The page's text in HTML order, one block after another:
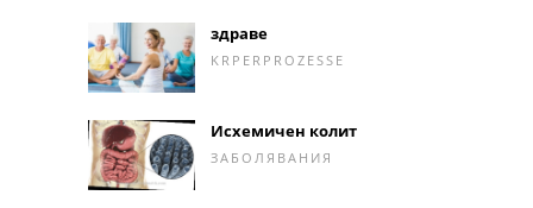
здраве
KRPERPROZESSE
Исхемичен колит
ЗАБОЛЯВАНИЯ